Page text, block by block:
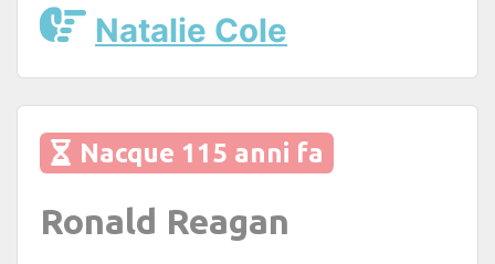
Natalie Cole
Nacque 115 anni fa
Ronald Reagan